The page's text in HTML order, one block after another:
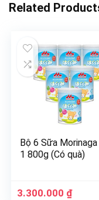
Related
Bộ 6 Sữa
1 800g (Có quà)
3.300.000 ₫